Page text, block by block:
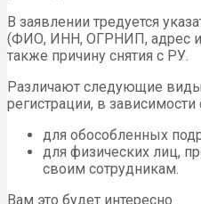
В заявлении тредуется
(ФИО, ИНН, ОГРНИП, адрес и
также причину снятия с РУ.
Различают следующие виды
регистрации, в зависимости
для обособленных
для физических лиц,
своим сотрудникам.
Вам это будет интересно